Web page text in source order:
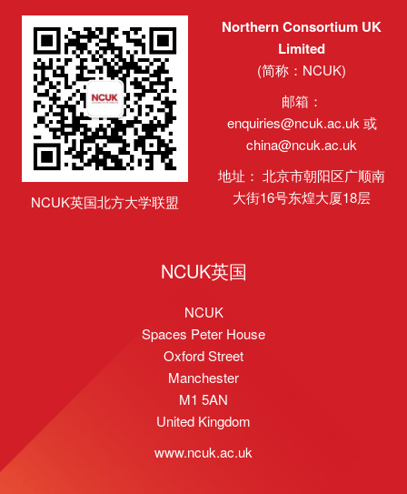
NCUK英国北方大学联盟
Northern Consortium UK
Limited
(简称：NCUK)
邮箱：
enquiries@ncuk.ac.uk或
china@ncuk.ac.uk
地址： 北京市朝阳区广顺南
大街16号东煌大厦18层
NCUK英国
NCUK
Spaces Peter House
Oxford Street
Manchester
M1 5AN
United Kingdom
www.ncuk.ac.uk